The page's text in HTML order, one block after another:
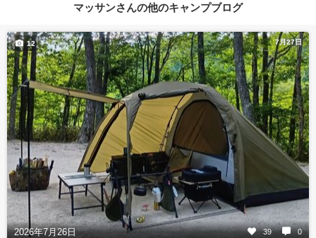
マッサンさんの他のキャンプブログ
7月27日
2026年7月26日 39 0
12